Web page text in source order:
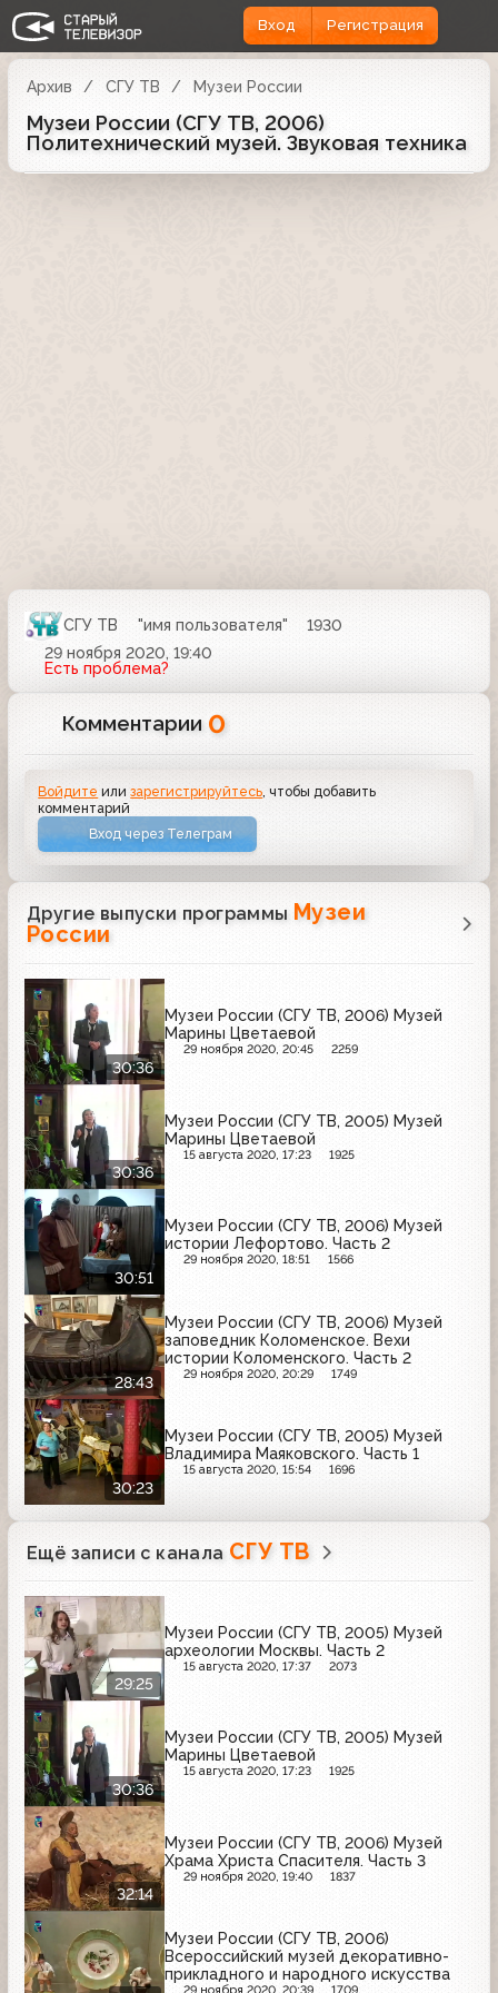
Вход Регистрация
Архив СГУ ТВ Музеи России
Музеи России (СГУ ТВ, 2006)
Политехнический музей. Звуковая техника
СГУ ТВ "имя пользователя"
1930
29 ноября 2020, 19:40
Есть проблема?
Комментарии 0
Войдите илизарегистрируйтесь , чтобы добавить
комментарий
Вход через Телеграм
Другие выпуски программы Музеи
России
30:36
Музеи России (СГУ ТВ, 2006) Музей
Марины Цветаевой
29 ноября 2020, 20:45 2259
30:36
Музеи России (СГУ ТВ, 2005) Музей
Марины Цветаевой
15 августа 2020, 17:23 1925
30:51
Музеи России (СГУ ТВ, 2006) Музей
истории Лефортово. Часть 2
29 ноября 2020, 18:51 1566
28:43
Музеи России (СГУ ТВ, 2006) Музей
заповедник Коломенское. Вехи
истории Коломенского. Часть 2
29 ноября 2020, 20:29 1749
30:23
Музеи России (СГУ ТВ, 2005) Музей
Владимира Маяковского. Часть 1
15 августа 2020, 15:54 1696
Ещё записи с канала СГУ ТВ
29:25
Музеи России (СГУ ТВ, 2005) Музей
археологии Москвы. Часть 2
15 августа 2020, 17:37 2073
30:36
Музеи России (СГУ ТВ, 2005) Музей
Марины Цветаевой
15 августа 2020, 17:23 1925
32:14
Музеи России (СГУ ТВ, 2006) Музей
Храма Христа Спасителя. Часть 3
29 ноября 2020, 19:40 1837
Музеи России (СГУ ТВ, 2006)
Всероссийский музей декоративно-
прикладного и народного искусства